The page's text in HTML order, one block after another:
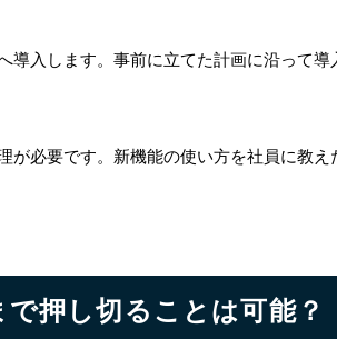
導入します。事前に立てた計画に沿って導
が必要です。新機能の使い方を社員に教
押し切ることは可能？